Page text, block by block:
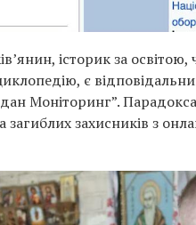
історик за освітою,
є
Моніторинг”.
захисників з